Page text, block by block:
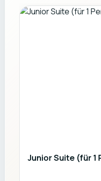
Junior Suite (für 1